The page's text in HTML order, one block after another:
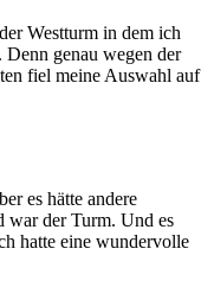
Westturm in dem ich
genau wegen der
fiel meine Auswahl auf
es hätte andere
war der Turm. Und es
hatte eine wundervolle